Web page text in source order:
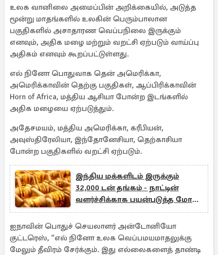
உலக வானிலை அமைப்பின் அறிக்கையில், அடுத்த
மூன்று மாதங்களில் உலகின் பெரும்பாலான
பகுதிகளில் அசாதாரண வெப்பநிலை இருக்கும்
எனவும், அதிக மழை மற்றும் வறட்சி ஏற்படும் வாய்ப்பு
அதிகம் எனவும் கூறப்பட்டுள்ளது.
எல் நினோ பொதுவாக தென் அமெரிக்கா,
அமெரிக்காவின் தெற்கு பகுதிகள், ஆப்பிரிக்காவின்
Horn of Africa, மத்திய ஆசியா போன்ற இடங்களில்
அதிக மழையை ஏற்படுத்தும்.
அதேசமயம், மத்திய அமெரிக்கா, கரீபியன்,
அவுஸ்திரேலியா, இந்தோனேசியா, தெற்காசியா
போன்ற பகுதிகளில் வறட்சி ஏற்படும்.
இந்திய மக்களிடம் இருக்கும்
32,000 டன் தங்கம் - நாட்டின்
வளர்ச்சிக்காக பயன்படுத்த மோடி
திட்டம்
ஐநாவின் பொதுச் செயலாளர் அன்டோனியோ
குட்டரெஸ், “எல் நினோ உலக வெப்பமயமாதலுக்கு
மேலும் தீவிரம் சேர்க்கும். இது எல்லைகளைத் தாண்டி